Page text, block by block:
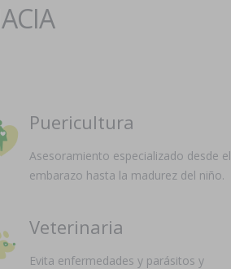
Puericultura
Asesoramiento especializado desde el
embarazo hasta la madurez del niño.
Veterinaria
Evita enfermedades y parásitos y